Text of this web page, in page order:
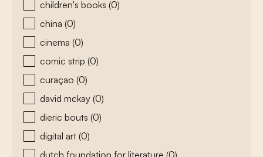
children's books (0)
china (0)
cinema (0)
comic strip (0)
curaçao (0)
david mckay (0)
dieric bouts (0)
digital art (0)
dutch foundation for literature (0)